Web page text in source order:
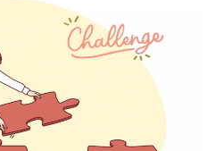
会員登録